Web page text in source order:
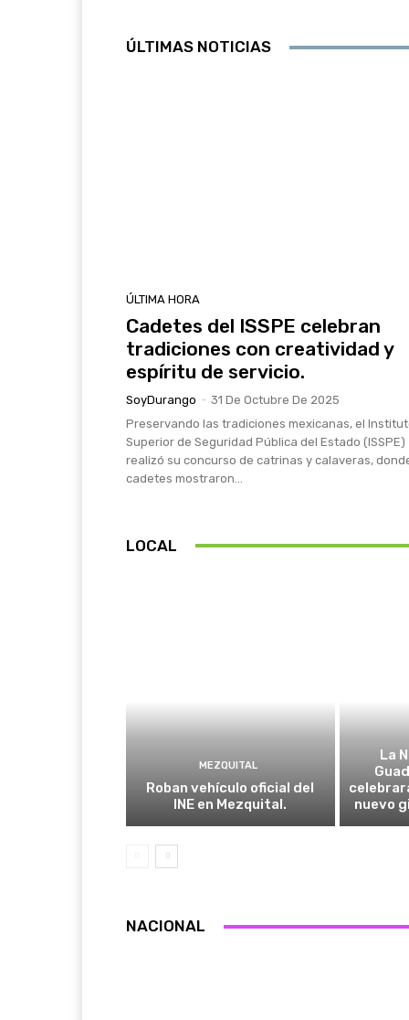
ÚLTIMAS NOTICIAS
ÚLTIMA HORA
Cadetes del ISSPE celebran
tradiciones con creatividad y
espíritu de servicio.
SoyDurango - 31 De Octubre De 2025
Preservando las tradiciones mexicanas, el
Superior de Seguridad Pública del Estado (ISSPE)
realizó su concurso de catrinas y calaveras,
cadetes mostraron...
LOCAL
MEZQUITAL
Roban vehículo oficial del
INE en Mezquital.
La
nuevo
NACIONAL